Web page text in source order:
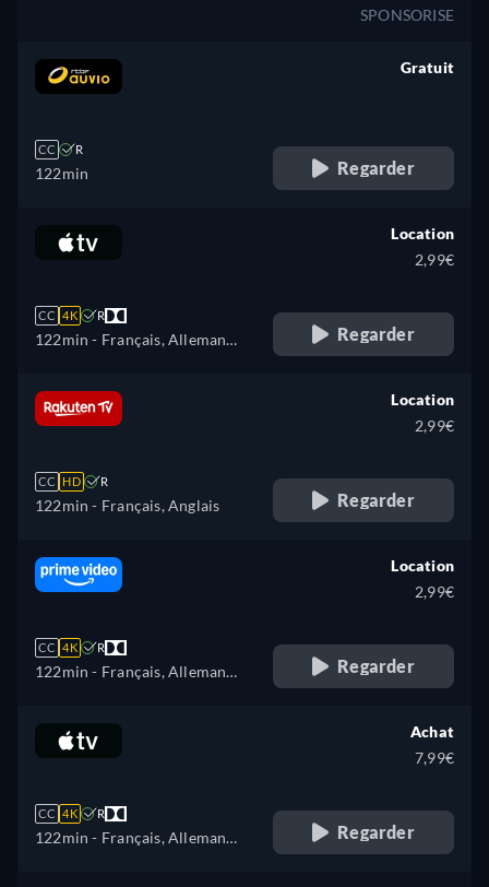
SPONSORISE
CC R
122min
Gratuit
Regarder
CC 4K R
122min - Français, Allemand,
Location
2,99€
Regarder
CC HD R
122min - Français, Anglais
Location
2,99€
Regarder
CC 4K R
122min - Français, Allemand,
Japonais, Polonais, Portugais
Location
2,99€
Regarder
CC 4K R
122min - Français, Allemand,
Achat
7,99€
Regarder